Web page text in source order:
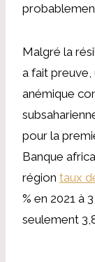
Malgré la
a fait
anémique
pour la
Banque
région taux
% en 2021 à
seulement